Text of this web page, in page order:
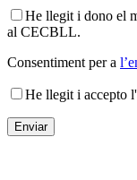
He llegit i dono el
al CECBLL.
Consentiment per a
He llegit i accepto